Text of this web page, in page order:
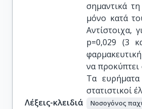
σημαντικά
μόνο κατά
Αντίστοιχα,
p=0,029 (3
να προκύπτει
Τα
στατιστικοί
Λέξεις-κλειδιά
Νοσογόνος